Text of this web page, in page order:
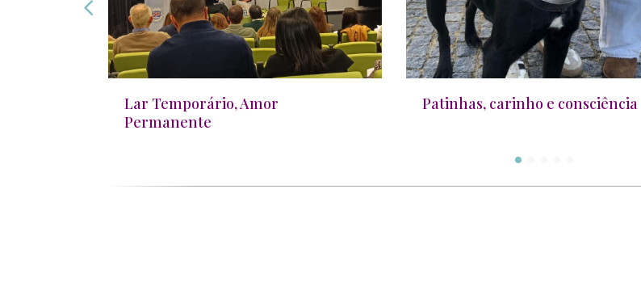
Lar Temporário, Amor
Permanente
Patinhas, carinho e consciência